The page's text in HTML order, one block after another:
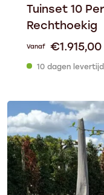
Tuinset 10
Rechthoekig
Vanaf €1.915,00
10 dagen levertijd